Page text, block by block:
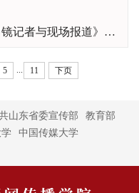
新闻传播学院师生顺利开展《出镜记者与现场报道》实验实训教学环节
5 11 下页
山东省委宣传部
教育部
中国传媒大学